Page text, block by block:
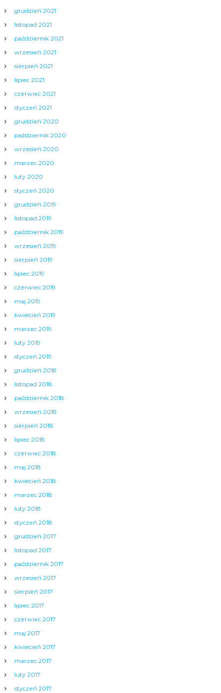
grudzień 2021
listopad 2021
październik 2021
wrzesień 2021
sierpień 2021
lipiec 2021
czerwiec 2021
styczeń 2021
grudzień 2020
październik 2020
wrzesień 2020
marzec 2020
luty 2020
styczeń 2020
grudzień 2019
listopad 2019
październik 2019
wrzesień 2019
sierpień 2019
lipiec 2019
czerwiec 2019
maj 2019
kwiecień 2019
marzec 2019
luty 2019
styczeń 2019
grudzień 2018
listopad 2018
październik 2018
wrzesień 2018
sierpień 2018
lipiec 2018
czerwiec 2018
maj 2018
kwiecień 2018
marzec 2018
luty 2018
styczeń 2018
grudzień 2017
listopad 2017
październik 2017
wrzesień 2017
sierpień 2017
lipiec 2017
czerwiec 2017
maj 2017
kwiecień 2017
marzec 2017
luty 2017
styczeń 2017